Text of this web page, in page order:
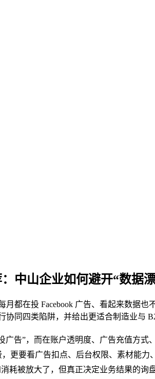
中山企业如何避开“数据
都在投 Facebook 广告、看起来数据
同四类陷阱，并给出更适合制造业与
告”，而在账户透明度、广告充值方式
更要看广告扣点、后台权限、素材能力
耗被放大了，但真正决定业务结果的询